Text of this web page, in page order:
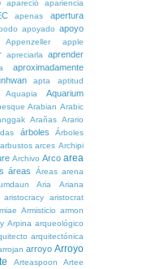
apareció
apariencia
apenas apertura
apoyado apoyo
Appenzeller
apple
apreciarla aprender
aproximadamente
apta
aptitud
Aquapia
Aquarium
Arabian Arabic
Arañas Arario
árboles Árboles
arbustos arces Archipi
Archivo Arco area
áreas Áreas arena
Aria
Ariana
aristocracy
aristocrat
Armisticio armon
Arpina arqueológico
arquitectónica
arroyo Arroyo
Arteaspoon
Artee